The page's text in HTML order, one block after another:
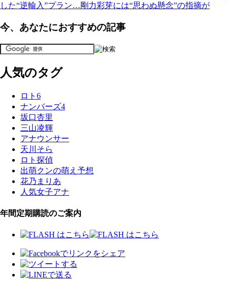
した“逆輸入”プラン…剛力彩芽には“思わぬ懸念”の指摘が
今、あなたにおすすめの記事
人気のタグ
ロト6
ナンバーズ4
坂口杏里
三山凌輝
アナウンサー
天川そら
ロト探偵
出萌クンの萌え予想
花乃まりあ
人気女子アナ
年間定期購読のご案内